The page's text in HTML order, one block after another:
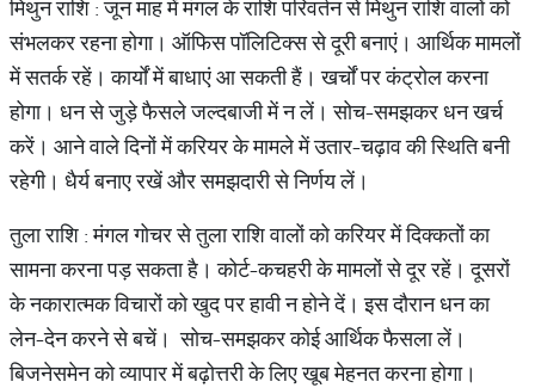
मिथुन राशि : जून माह में मंगल के राशि परिवर्तन से मिथुन राशि वालों को
संभलकर रहना होगा। ऑफिस पॉलिटिक्स से दूरी बनाएं। आर्थिक मामलों
में सतर्क रहें। कार्यों में बाधाएं आ सकती हैं। खर्चों पर कंट्रोल करना
होगा। धन से जुड़े फैसले जल्दबाजी में न लें। सोच-समझकर धन खर्च
करें। आने वाले दिनों में करियर के मामले में उतार-चढ़ाव की स्थिति बनी
रहेगी। धैर्य बनाए रखें और समझदारी से निर्णय लें।
तुला राशि : मंगल गोचर से तुला राशि वालों को करियर में दिक्कतों का
सामना करना पड़ सकता है। कोर्ट-कचहरी के मामलों से दूर रहें। दूसरों
के नकारात्मक विचारों को खुद पर हावी न होने दें। इस दौरान धन का
लेन-देन करने से बचें। सोच-समझकर कोई आर्थिक फैसला लें।
बिजनेसमेन को व्यापार में बढ़ोत्तरी के लिए खूब मेहनत करना होगा।